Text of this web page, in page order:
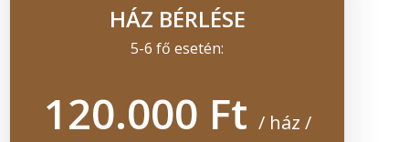
HÁZ BÉRLÉSE
5-6 fő esetén:
120.000 Ft / ház /